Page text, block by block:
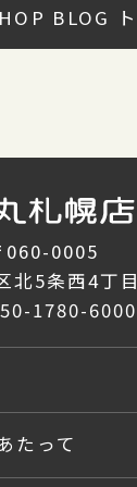
BLOG
060-0005
北5条西4丁
1780-6000
たって